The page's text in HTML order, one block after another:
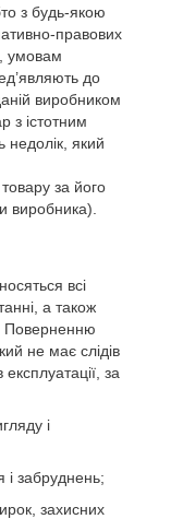
з будь-якою
правових
умовам
до
виробником
з істотним
недолік, який
за його
виробника).
всі
а також
Поверненню
не має слідів
за
і
і забруднень;
захисних